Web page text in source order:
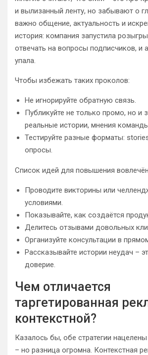
и вылизанный ленту, но забывают о
важно общение, актуальность и
история: компания запустила
отвечать на вопросы подписчиков, и
упала.
Чтобы избежать таких проколов:
Не игнорируйте обратную связь.
Публикуйте не только промо, но и
реальные истории, мнения
Тестируйте разные форматы:
опросы.
Список идей для повышения
Проводите викторины или
условиями.
Показывайте, как создаётся
Делитесь отзывами довольных
Организуйте консультации в
Рассказывайте истории неудач –
доверие.
Чем отличается
таргетированная
контекстной?
Казалось бы, обе стратегии
– но разница огромна. Контекстная